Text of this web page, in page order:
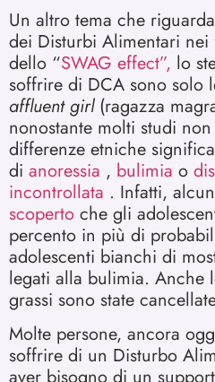
Un altro tema che
dei Disturbi Alimentari
dello “SWAG effect”, lo
soffrire di DCA sono solo
affluent girl (ragazza
nonostante molti studi
differenze etniche
di anoressia , bulimia o
incontrollata . Infatti,
scoperto che gli
percento in più di
adolescenti bianchi di
legati alla bulimia. Anche
grassi sono state
Molte persone, ancora
soffrire di un Disturbo